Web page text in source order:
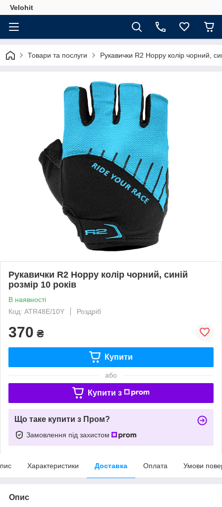
Velohit
Товари та послуги Рукавички R2 Hoppy колір чорний,
Рукавички R2 Hoppy колір чорний, синій
розмір 10 років
В наявності
Код: ATR48E/10Y
Роздріб
370 ₴
Купити
або
Купити з
Що таке купити з Пром?
Замовлення під захистом
Характеристики Доставка Оплата Умови
Опис